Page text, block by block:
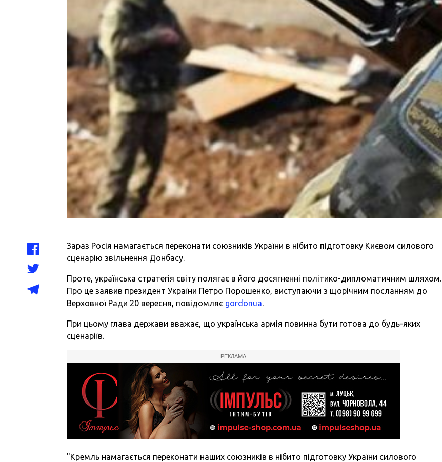
Зараз Росія намагається переконати союзників України в нібито підготовку Києвом силового
сценарію звільнення Донбасу.
Проте, українська стратегія світу полягає в його досягненні політико-дипломатичним шляхом.
Про це заявив президент України Петро Порошенко, виступаючи з щорічним посланням до
Верховної Ради 20 вересня, повідомляє gordonua.
При цьому глава держави вважає, що українська армія повинна бути готова до будь-яких
сценаріїв.
РЕКЛАМА
"Кремль намагається переконати наших союзників в нібито підготовку України силового